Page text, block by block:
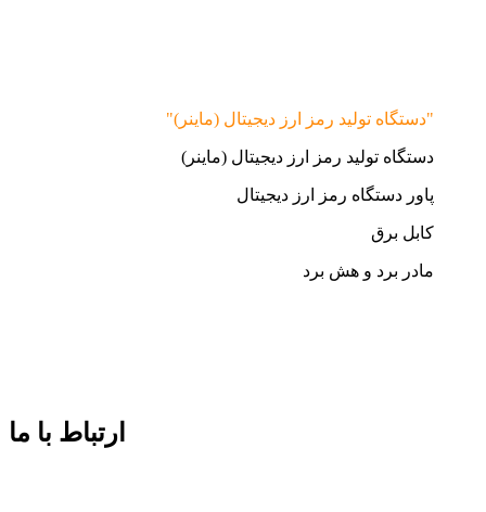
"دستگاه تولید رمز ارز دیجیتال (ماینر)"
دستگاه تولید رمز ارز دیجیتال (ماینر)
پاور دستگاه رمز ارز دیجیتال
کابل برق
مادر برد و هش برد
ارتباط با ما